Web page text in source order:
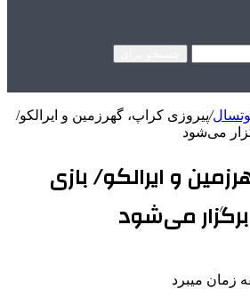
/پیروزی کراپ، گهرزمین و ایرالکو/
می‌شود
و ایرالکو/ بازی
می‌شود